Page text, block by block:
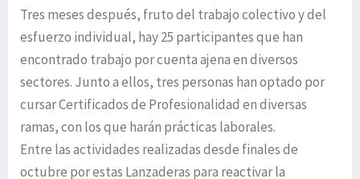
Tres meses después, fruto del trabajo colectivo y del
esfuerzo individual, hay 25 participantes que han
encontrado trabajo por cuenta ajena en diversos
sectores. Junto a ellos, tres personas han optado por
cursar Certificados de Profesionalidad en diversas
ramas, con los que harán prácticas laborales.
Entre las actividades realizadas desde finales de
octubre por estas Lanzaderas para reactivar la